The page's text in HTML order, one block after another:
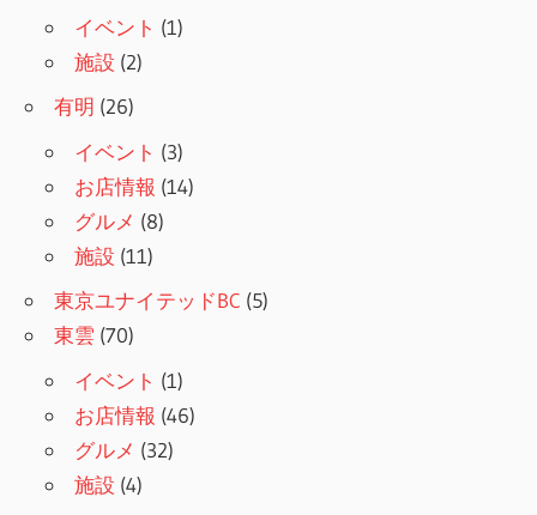
イベント (1)
施設 (2)
有明 (26)
イベント (3)
お店情報 (14)
グルメ (8)
施設 (11)
東京ユナイテッドBC (5)
東雲 (70)
イベント (1)
お店情報 (46)
グルメ (32)
施設 (4)